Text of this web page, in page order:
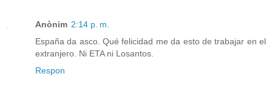
Anònim 2:14 p. m.
España da asco. Qué felicidad me da esto de trabajar en el
extranjero. Ni ETA ni Losantos.
Respon